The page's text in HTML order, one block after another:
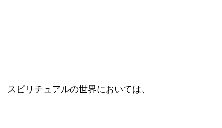
スピリチュアルの世界においては、